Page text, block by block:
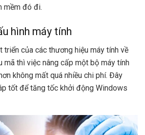
mềm đó đi.
hình máy tính
triển của các thương hiệu máy tính về
mã thì việc nâng cấp một bộ máy tính
không mất quá nhiều chi phí. Đây
tốt để tăng tốc khởi động Windows